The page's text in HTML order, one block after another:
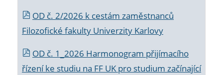
OD č. 2/2026 k cestám zaměstnanců
Filozofické fakulty Univerzity Karlovy
OD č. 1_2026 Harmonogram přijímacího
řízení ke studiu na FF UK pro studium začínající